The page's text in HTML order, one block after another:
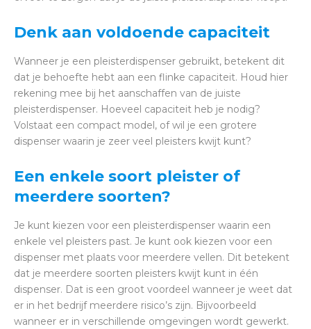
Denk aan voldoende capaciteit
Wanneer je een pleisterdispenser gebruikt, betekent dit
dat je behoefte hebt aan een flinke capaciteit. Houd hier
rekening mee bij het aanschaffen van de juiste
pleisterdispenser. Hoeveel capaciteit heb je nodig?
Volstaat een compact model, of wil je een grotere
dispenser waarin je zeer veel pleisters kwijt kunt?
Een enkele soort pleister of
meerdere soorten?
Je kunt kiezen voor een pleisterdispenser waarin een
enkele vel pleisters past. Je kunt ook kiezen voor een
dispenser met plaats voor meerdere vellen. Dit betekent
dat je meerdere soorten pleisters kwijt kunt in één
dispenser. Dat is een groot voordeel wanneer je weet dat
er in het bedrijf meerdere risico’s zijn. Bijvoorbeeld
wanneer er in verschillende omgevingen wordt gewerkt.